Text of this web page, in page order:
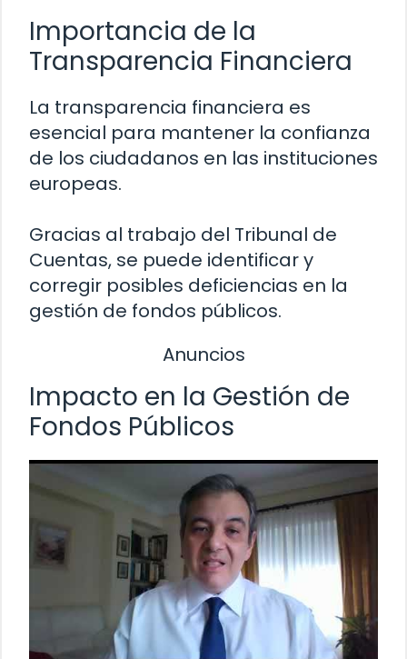
Importancia de la
Transparencia Financiera
La transparencia financiera es
esencial para mantener la confianza
de los ciudadanos en las instituciones
europeas.
Gracias al trabajo del Tribunal de
Cuentas, se puede identificar y
corregir posibles deficiencias en la
gestión de fondos públicos.
Anuncios
Impacto en la Gestión de
Fondos Públicos